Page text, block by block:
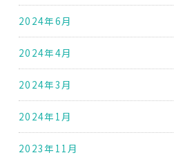
2024年6月
2024年4月
2024年3月
2024年1月
2023年11月